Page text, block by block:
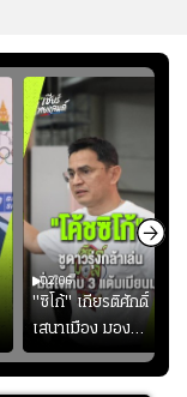
02:06
"ซิโก้" เกียรติศักดิ์
เสนาเมือง มอง
ว่าการเปิดโอกาสให้
แข้งดาวรุ่งลงสนาม